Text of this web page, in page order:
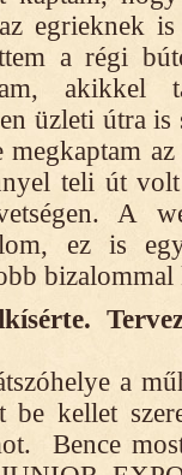
egrieknek
a régi
akikkel
üzleti útra is
megkaptam
teli út
A
ez is
bizalommal
a
be kellet
Bence